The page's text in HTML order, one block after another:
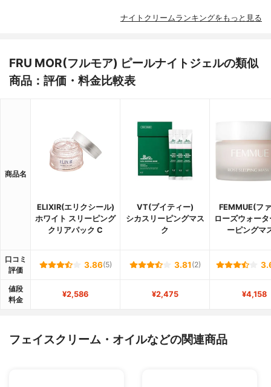
ナイトクリームランキングをもっと見る
FRU MOR(フルモア) ピールナイトジェルの類似
商品：評価・料金比較表
商品名
ELIXIR(エリクシール)
ホワイト スリーピング
クリアパック C
VT(ブイティー)
シカスリーピングマス
ク
FEMMUE(フ
ローズウォー
ーピングマ
口コミ
評価
3.86(5) 3.81 (2)
値段
料金
¥2,586 ¥2,475 ¥4,158
フェイスクリーム・オイルなどの関連商品